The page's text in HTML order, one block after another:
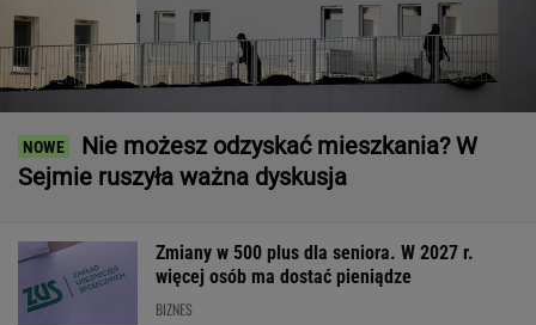
Nie możesz odzyskać mieszkania? W
Sejmie ruszyła ważna dyskusja
Zmiany w 500 plus dla seniora. W 2027 r.
więcej osób ma dostać pieniądze
BIZNES